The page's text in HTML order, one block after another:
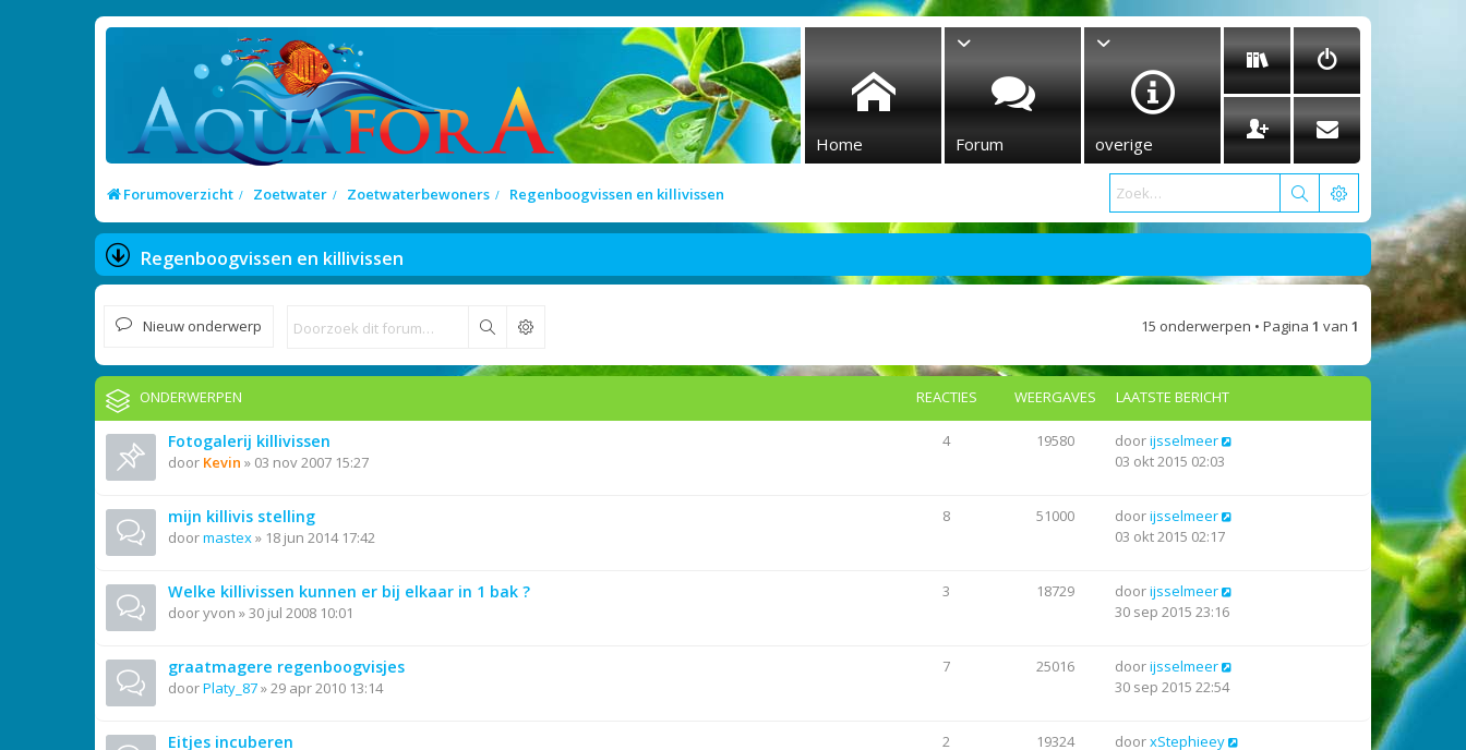
Home Forum overige
Forumoverzicht Zoetwater Zoetwaterbewoners Regenboogvissen en killivissen
Regenboogvissen en killivissen
Nieuw onderwerp Zoek 15 onderwerpen • Pagina 1 van 1
ONDERWERPEN REACTIES WEERGAVES LAATSTE BERICHT
Fotogalerij killivissen
door Kevin » 03 nov 2007 15:27
4 19580 doorijsselmeer
03 okt 2015 02:03
mijn killivis stelling
doormastex» 18 jun 2014 17:42
8 51000 doorijsselmeer
03 okt 2015 02:17
Welke killivissen kunnen er bij elkaar in 1 bak ?
dooryvon »30 jul 2008 10:01
3 18729 doorijsselmeer
30 sep 2015 23:16
graatmagere regenboogvisjes
doorPlaty_87»29 apr 2010 13:14
7 25016 doorijsselmeer
30 sep 2015 22:54
Eitjes incuberen 2 19324 doorxStephieey